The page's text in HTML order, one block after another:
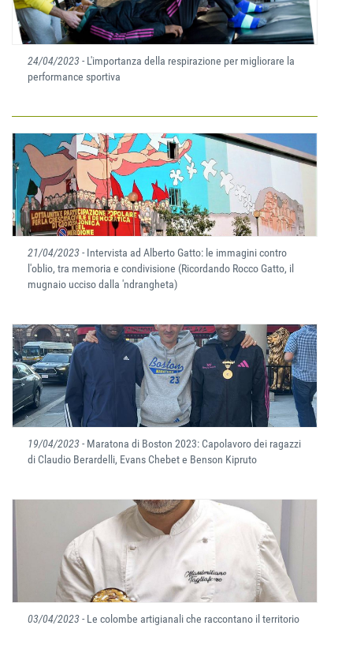
24/04/2023- L'importanza della respirazione per migliorare la
performance sportiva
21/04/2023- Intervista ad Alberto Gatto: le immagini contro
l'oblio, tra memoria e condivisione (Ricordando Rocco Gatto, il
mugnaio ucciso dalla 'ndrangheta)
19/04/2023- Maratona di Boston 2023: Capolavoro dei ragazzi
di Claudio Berardelli, Evans Chebet e Benson Kipruto
03/04/2023- Le colombe artigianali che raccontano il territorio